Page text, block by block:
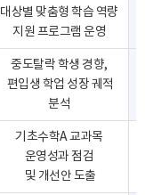
대상별 맞춤형 학습 역량
지원 프로그램 운영
중도탈락 학생 경향,
편입생 학업 성장 궤적
분석
기초수학A 교과목
운영성과 점검
및 개선안 도출